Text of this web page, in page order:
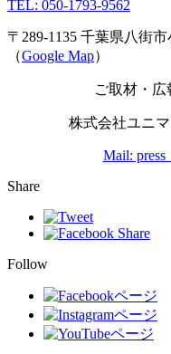
TEL: 050-1793-9562
〒289-1135 千葉県八街
（Google Map）
ご取材・
株式会社ユニ
Mail:
Share
Follow